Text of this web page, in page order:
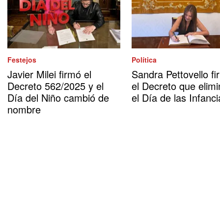
Festejos
Javier Milei firmó el
Decreto 562/2025 y el
Día del Niño cambió de
nombre
Política
Sandra Pettovello
el Decreto que
el Día de las